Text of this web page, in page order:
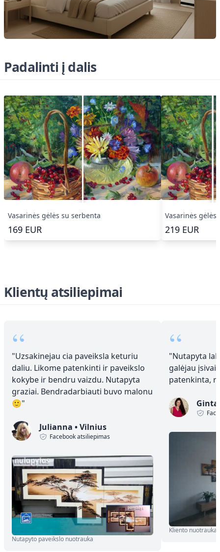
Padalinti į dalis
Vasarinės gėlės su serbenta
169 EUR
Vasarinės gėlės
219 EUR
Klientų atsiliepimai
“
"Uzsakinejau cia paveiksla keturiu
daliu. Likome patenkinti ir paveikslo
kokybe ir bendru vaizdu. Nutapyta
graziai. Bendradarbiauti buvo malonu
🙂"
Julianna •Vilnius
Facebook atsiliepimas
Nutapyto paveikslo nuotrauka
“
"Nutapyta
galėjau
patenkinta,
Kliento nuotrauka